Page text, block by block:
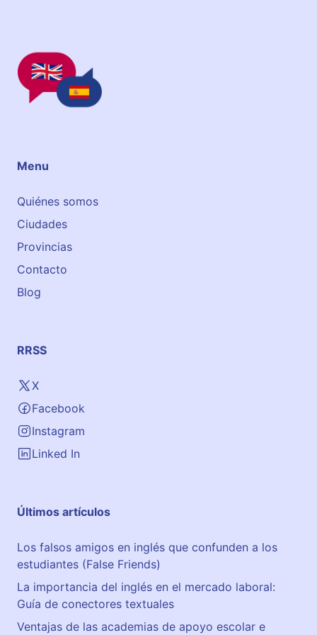
r
a
t
o
Menu
Quiénes somos
Ciudades
Provincias
Contacto
Blog
RRSS
X
Facebook
Instagram
Linked In
Últimos artículos
Los falsos amigos en inglés que confunden a los
estudiantes (False Friends)
La importancia del inglés en el mercado laboral:
Guía de conectores textuales
Ventajas de las academias de apoyo escolar e